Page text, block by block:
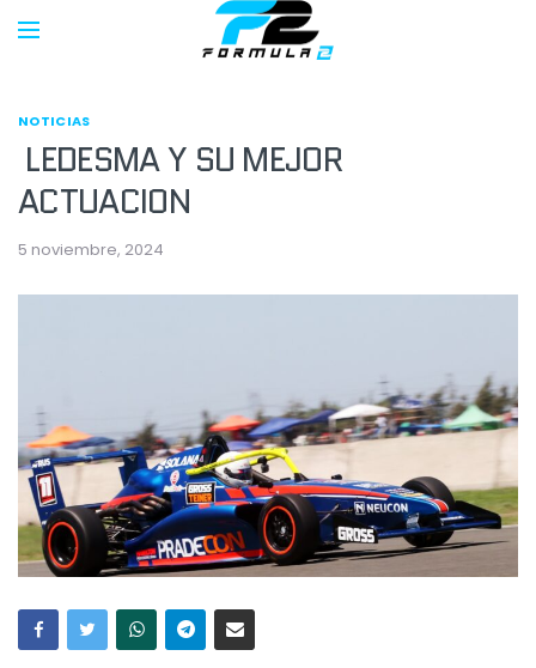
NOTICIAS
LEDESMA Y SU MEJOR
ACTUACION
5 noviembre, 2024